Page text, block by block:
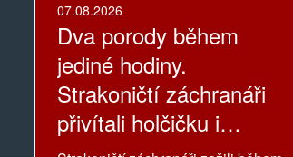
07.08.2026
Dva porody během
jediné hodiny.
Strakoničtí záchranáři
přivítali holčičku i